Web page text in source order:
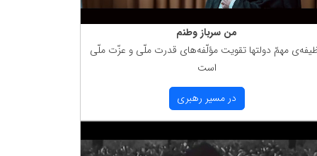
من سرباز وطنم
مهمّ دولتها تقویت مؤلّفه‌های قدرت ملّی و عزّت ملّی
است
در مسیر رهبری